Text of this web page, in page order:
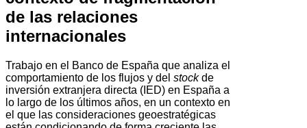
de las relaciones
internacionales
Trabajo en el Banco de España que analiza el
comportamiento de los flujos y del stockde
inversión extranjera directa (IED) en España a
lo largo de los últimos años, en un contexto en
el que las consideraciones geoestratégicas